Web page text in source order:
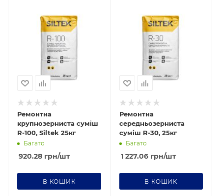
Ремонтна
крупнозерниста суміш
R-100, Siltek 25кг
Багато
920.28 грн/шт
В КОШИК
Ремонтна
середньозерниста
суміш R-30, 25кг
Багато
1 227.06грн/шт
В КОШИК